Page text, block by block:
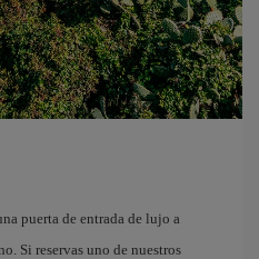
puerta de entrada de lujo a
Si reservas uno de nuestros